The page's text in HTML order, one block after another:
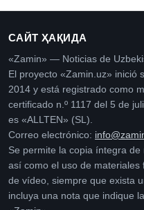
САЙТ ҲАҚИДА
«Zamin» — Noticias de
El proyecto «Zamin.uz» inició
2014 y está registrado como
certificado n.º 1117 del 5 de
es «ALLTEN» (SL).
Correo electrónico:
Se permite la copia íntegra de
así como el uso de
de vídeo, siempre que exista
incluya una nota que indique